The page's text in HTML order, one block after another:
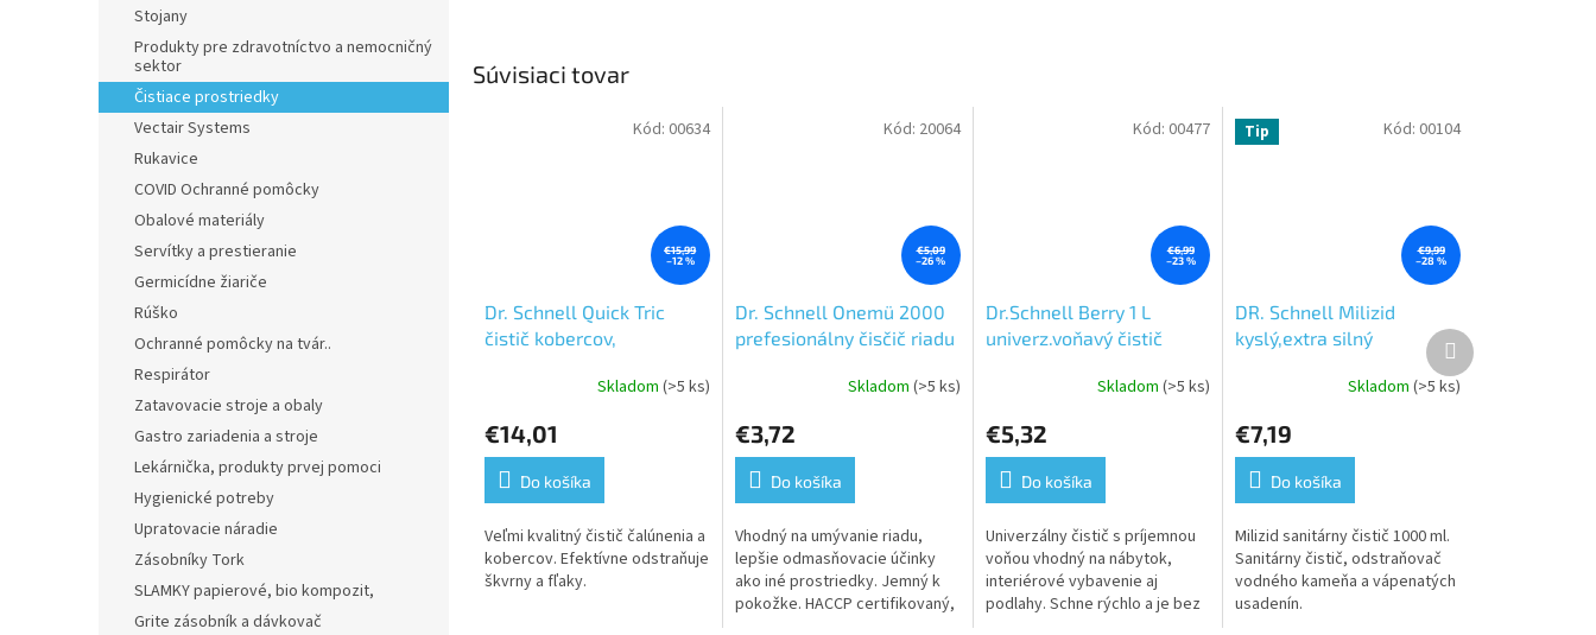
Stojany
Produkty pre zdravotníctvo a nemocničný
sektor
Čistiace prostriedky
Vectair Systems
Rukavice
COVID Ochranné pomôcky
Obalové materiály
Servítky a prestieranie
Germicídne žiariče
Rúško
Ochranné pomôcky na tvár..
Respirátor
Zatavovacie stroje a obaly
Gastro zariadenia a stroje
Lekárnička, produkty prvej pomoci
Hygienické potreby
Upratovacie náradie
Zásobníky Tork
SLAMKY papierové, bio kompozit,
Grite zásobník a dávkovač
Súvisiaci tovar
€15,99
–12 %
Dr. Schnell Quick Tric
čistič kobercov,
produktu
je
5,0
z
5
hviezdičiek.
Skladom (>5 ks)
€14,01
Do košíka
Veľmi kvalitný čistič čalúnenia a
kobercov. Efektívne odstraňuje
škvrny a fľaky.
Kód: 00634
€5,09
–26 %
Dr. Schnell Onemü 2000
prefesionálny čisčič riadu
produktu
je
5,0
z
5
hviezdičiek.
Skladom (>5 ks)
€3,72
Do košíka
Vhodný na umývanie riadu,
lepšie odmasňovacie účinky
ako iné prostriedky. Jemný k
pokožke. HACCP certifikovaný,
Kód: 20064
€6,99
–23 %
Dr.Schnell Berry 1 L
univerz.voňavý čistič
produktu
je
5,0
z
5
hviezdičiek.
Skladom(>5 ks)
€5,32
Do košíka
Univerzálny čistič s príjemnou
voňou vhodný na nábytok,
interiérové vybavenie aj
podlahy. Schne rýchlo a je bez
Kód: 00477 Tip
€9,99
–28 %
DR. Schnell Milizid
kyslý,extra silný
kameňa 1L-odvápňovač
produktu
je
5,0
z
5
hviezdičiek.
Skladom(>5 ks)
€7,19
Do košíka
Milizid sanitárny čistič 1000 ml.
Sanitárny čistič, odstraňovač
vodného kameňa a vápenatých
usadenín.
Kód: 00104
Ďalší
produkt